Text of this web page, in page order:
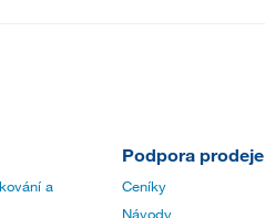
a
Podpora prodeje
Ceníky
Návody